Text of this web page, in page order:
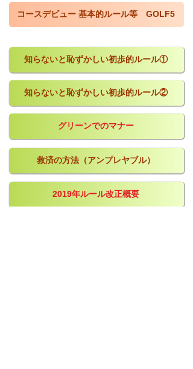
コースデビュー 基本的ルール等 GOLF5
知らないと恥ずかしい初歩的ルール①
知らないと恥ずかしい初歩的ルール②
グリーンでのマナー
救済の方法（アンプレヤブル）
2019年ルール改正概要